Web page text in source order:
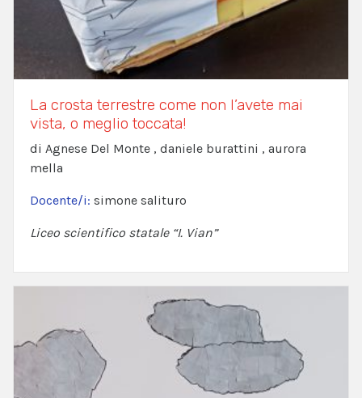
La crosta terrestre come non l’avete mai
vista, o meglio toccata!
di Agnese Del Monte , daniele burattini , aurora
mella
Docente/i: simone salituro
Liceo scientifico statale “I. Vian”